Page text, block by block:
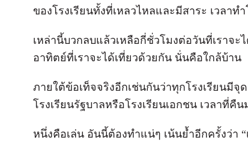
ของโรงเรียนทั้งที่เหลวไหลและมีสาระ เวลา
เหล่านี้บวกลบแล้วเหลือกี่ชั่วโมงต่อวันที่เราจะ
อาทิตย์ที่เราจะได้เที่ยวด้วยกัน นั่นคือใกล้บ้าน
ภายใต้ข้อเท็จจริงอีกเช่นกันว่าทุกโรงเรียนมีจุ
โรงเรียนรัฐบาลหรือโรงเรียนเอกชน เวลาที่คืน
หนึ่งคือเล่น อันนี้ต้องทำแน่ๆ เน้นย้ำอีกครั้งว่า